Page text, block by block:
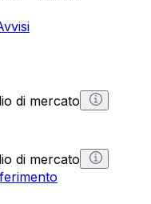
di mercato
di mercato